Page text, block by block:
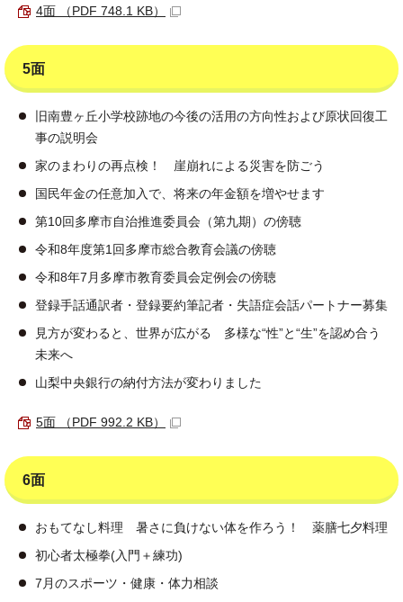
4面 （PDF 748.1 KB）
5面
旧南豊ヶ丘小学校跡地の今後の活用の方向性および原状回復工
事の説明会
家のまわりの再点検！ 崖崩れによる災害を防ごう
国民年金の任意加入で、将来の年金額を増やせます
第10回多摩市自治推進委員会（第九期）の傍聴
令和8年度第1回多摩市総合教育会議の傍聴
令和8年7月多摩市教育委員会定例会の傍聴
登録手話通訳者・登録要約筆記者・失語症会話パートナー募集
見方が変わると、世界が広がる 多様な“性”と“生”を認め合う
未来へ
山梨中央銀行の納付方法が変わりました
5面 （PDF 992.2 KB）
6面
おもてなし料理 暑さに負けない体を作ろう！ 薬膳七夕料理
初心者太極拳(入門＋練功)
7月のスポーツ・健康・体力相談